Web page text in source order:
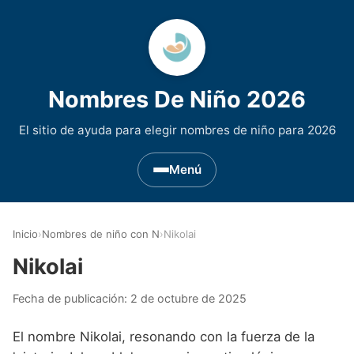
Nombres De Niño 2026
El sitio de ayuda para elegir nombres de niño para 2026
Menú
Nombres de niño que empiezan por D
Nombres de Niño Asturianos
Nombres de Niño Celtas
Inicio›Nombres de niño con N›Nikolai
Nikolai
Fecha de publicación: 2 de octubre de 2025
El nombre Nikolai, resonando con la fuerza de la